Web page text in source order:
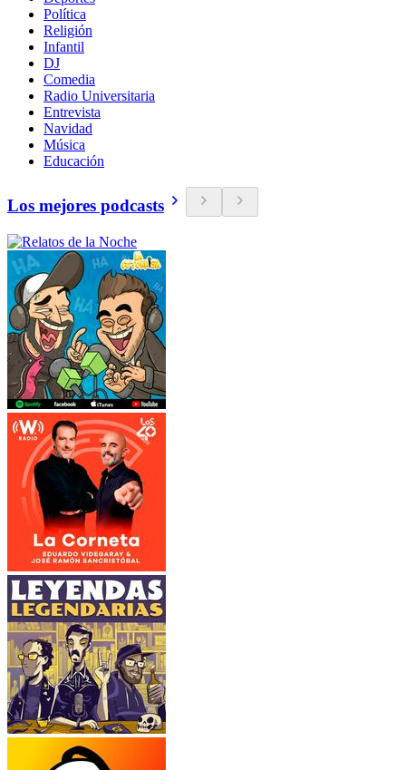
Política
Religión
Infantil
DJ
Comedia
Radio Universitaria
Entrevista
Navidad
Música
Educación
Los mejores podcasts